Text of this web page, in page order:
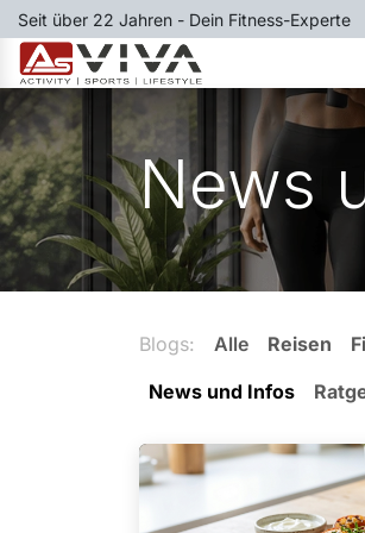
Zum Inhalt springen
Seit über 22 Jahren - Dein Fitness-Experte
News
Blogs: Alle Reisen
News und Infos